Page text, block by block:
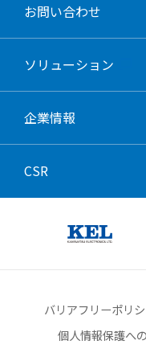
お問い合わせ
ソリューション
企業情報
CSR
バリアフリーポリ
個人情報保護へ